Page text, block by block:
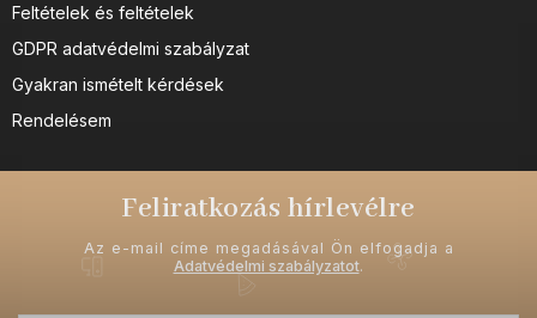
Feltételek és feltételek
GDPR adatvédelmi szabályzat
Gyakran ismételt kérdések
Rendelésem
Feliratkozás hírlevélre
Az e-mail címe megadásával Ön elfogadja a
Adatvédelmi szabályzatot.